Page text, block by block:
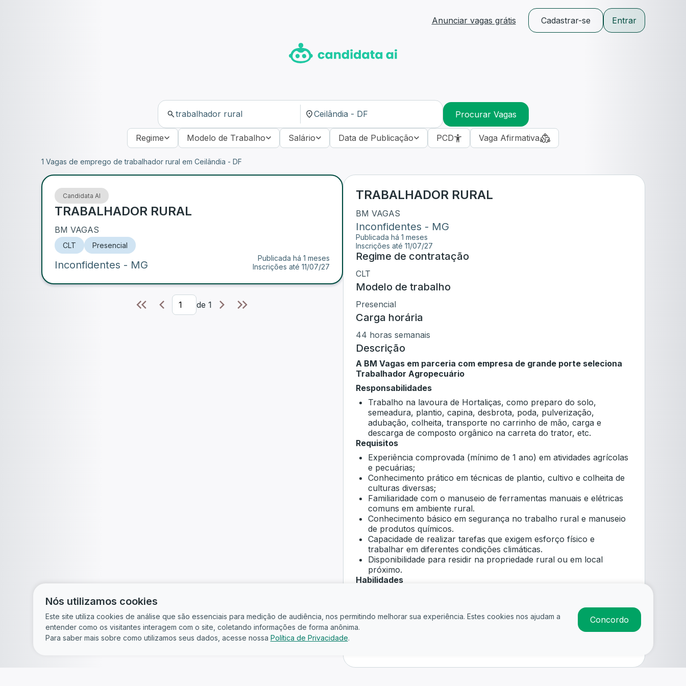
Anunciar vagas grátis Cadastrar-se Entrar
Procurar Vagas
Regime Modelo de Trabalho Salário Data de Publicação PCD Vaga Afirmativa
TRABALHADOR RURAL
BM VAGAS
Inconfidentes - MG
Publicada há 1 meses
Inscrições até 11/07/27
Regime de contratação
CLT
Modelo de trabalho
Presencial
Carga horária
44 horas semanais
Descrição
A BM Vagas em parceria com empresa de grande porte seleciona
Trabalhador Agropecuário
Responsabilidades
Trabalho na lavoura de Hortaliças, como preparo do solo,
semeadura, plantio, capina, desbrota, poda, pulverização,
adubação, colheita, transporte no carrinho de mão, carga e
descarga de composto orgânico na carreta do trator, etc.
Requisitos
Experiência comprovada (mínimo de 1 ano) em atividades agrícolas
e pecuárias;
Conhecimento prático em técnicas de plantio, cultivo e colheita de
culturas diversas;
Familiaridade com o manuseio de ferramentas manuais e elétricas
comuns em ambiente rural.
Conhecimento básico em segurança no trabalho rural e manuseio
de produtos químicos.
Capacidade de realizar tarefas que exigem esforço físico e
trabalhar em diferentes condições climáticas.
Disponibilidade para residir na propriedade rural ou em local
próximo.
Habilidades
Pecuária Básica
Trabalho em Equipe
1 Vagas de emprego de trabalhador rural em Ceilândia - DF
Candidata AI
TRABALHADOR RURAL
BM VAGAS
CLT Presencial
Inconfidentes - MG
Publicada há 1 meses
Inscrições até 11/07/27
de1
Nós utilizamos cookies
Este site utiliza cookies de análise que são essenciais para medição de audiência, nos permitindo melhorar sua experiência. Estes cookies nos ajudam a
entender como os visitantes interagem com o site, coletando informações de forma anônima.
Para saber mais sobre como utilizamos seus dados, acesse nossa Política de Privacidade.
Concordo